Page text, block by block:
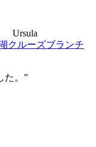
Ursula
クルーズブランチ
た。”